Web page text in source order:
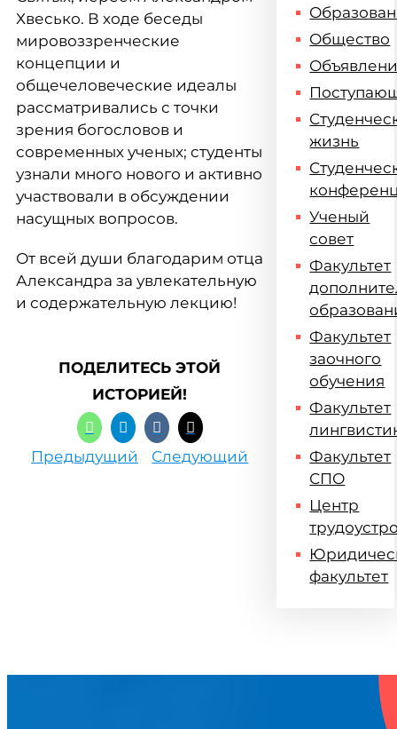
Хвесько. В ходе беседы
мировоззренческие
концепции и
общечеловеческие идеалы
рассматривались с точки
зрения богословов и
современных ученых; студенты
узнали много нового и активно
участвовали в обсуждении
насущных вопросов.
От всей души благодарим отца
Александра за увлекательную
и содержательную лекцию!
ПОДЕЛИТЕСЬ ЭТОЙ
ИСТОРИЕЙ!
Предыдущий Следующий
Общество
жизнь
Ученый
совет
Факультет
Факультет
заочного
обучения
Факультет
Факультет
СПО
Центр
факультет